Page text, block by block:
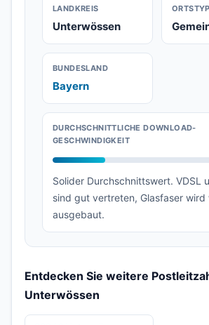
LANDKREIS
Unterwössen
ORTSTYP
BUNDESLAND
Bayern
DURCHSCHNITTLICHE DOWNLOAD-
GESCHWINDIGKEIT
Solider Durchschnittswert. VDSL
sind gut vertreten, Glasfaser wird
ausgebaut.
Entdecken Sie weitere
Unterwössen